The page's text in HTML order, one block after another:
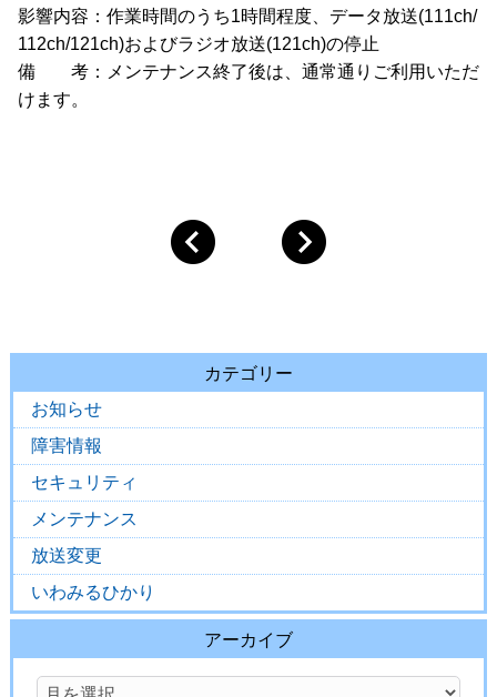
影響内容：作業時間のうち1時間程度、データ放送(111ch/
112ch/121ch)およびラジオ放送(121ch)の停止
備 考：メンテナンス終了後は、通常通りご利用いただ
けます。
カテゴリー
お知らせ
障害情報
セキュリティ
メンテナンス
放送変更
いわみるひかり
アーカイブ